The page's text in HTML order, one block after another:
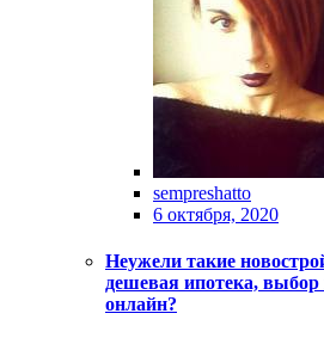
sempreshatto
6 октября, 2020
Неужели такие
дешевая ипотека,
онлайн?